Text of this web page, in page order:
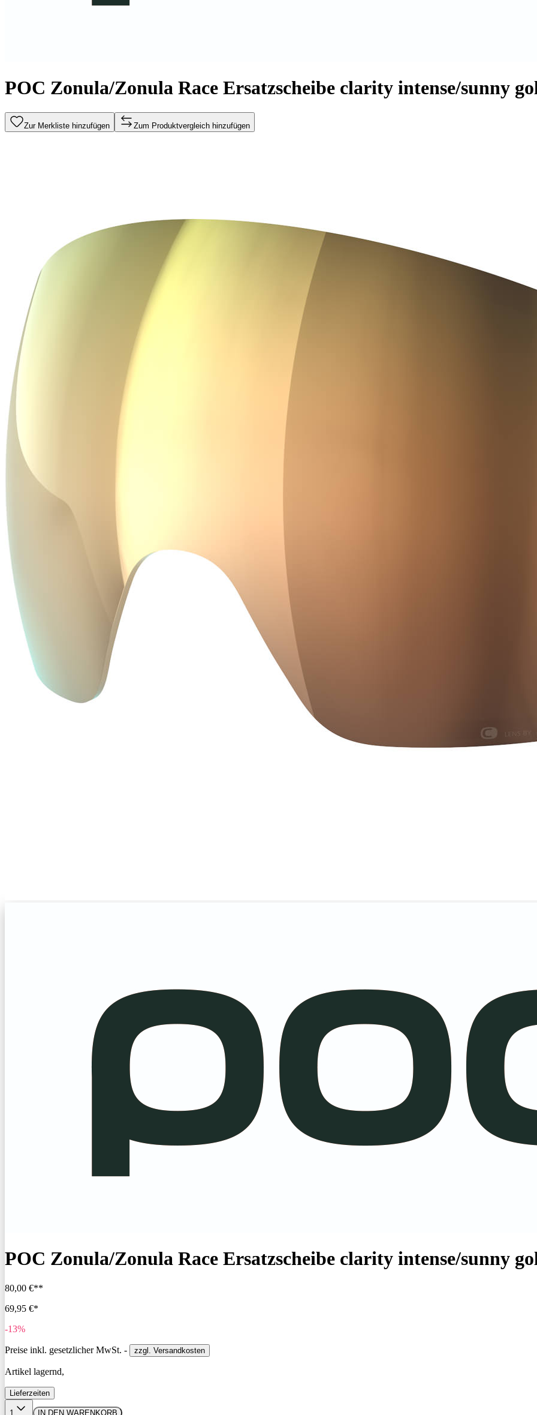
POC Zonula/Zonula Race Ersatzscheibe clarity intense/sunny
Zur Merkliste hinzufügen Zum Produktvergleich hinzufügen
POC Zonula/Zonula Race Ersatzscheibe clarity intense/sunny
80,00 €**
69,95 €*
-13%
Preise inkl. gesetzlicher MwSt. - zzgl. Versandkosten
Artikel lagernd,
Lieferzeiten
1 IN DEN WARENKORB